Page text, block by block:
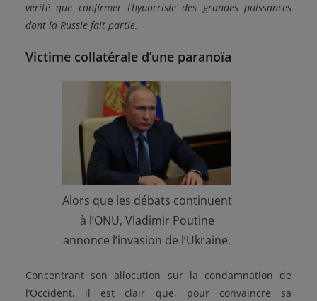
vérité que confirmer l’hypocrisie des grandes puissances
dont la Russie fait partie.
Victime collatérale d’une paranoïa
Alors que les débats continuent
à l’ONU, Vladimir Poutine
annonce l’invasion de l’Ukraine.
Concentrant son allocution sur la condamnation de
l’Occident, il est clair que, pour convaincre sa